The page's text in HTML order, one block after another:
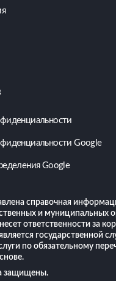
Google
Google
справочная
и муниципальных
ответственности за
государственной
по обязательному
защищены.